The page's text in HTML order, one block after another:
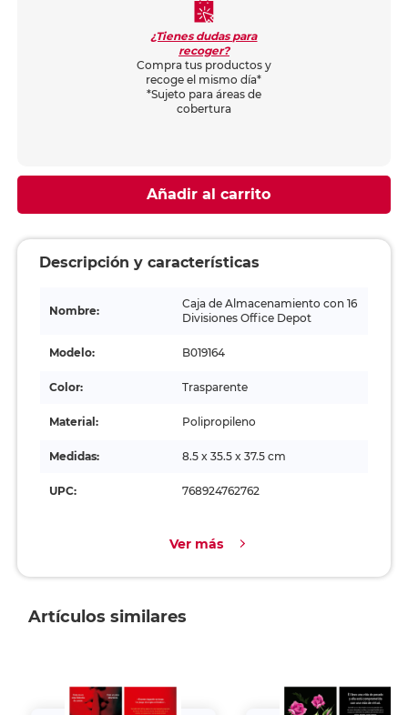
¿Tienes dudas para
recoger?
Compra tus productos y
recoge el mismo día*
*Sujeto para áreas de
cobertura
Añadir al carrito
Descripción y características
Nombre:
Caja de Almacenamiento con 16
Divisiones Office Depot
Modelo: B019164
Color: Trasparente
Material: Polipropileno
Medidas: 8.5 x 35.5 x 37.5 cm
UPC: 768924762762
Ver más
Artículos similares